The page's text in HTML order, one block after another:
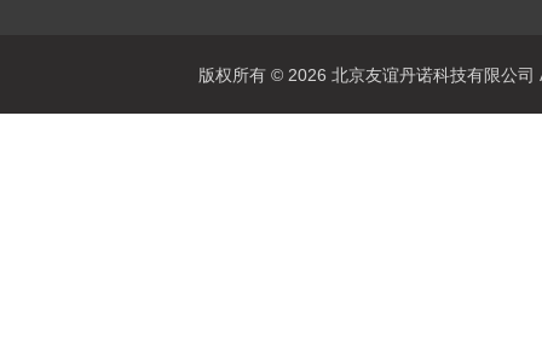
版权所有 © 2026 北京友谊丹诺科技有限